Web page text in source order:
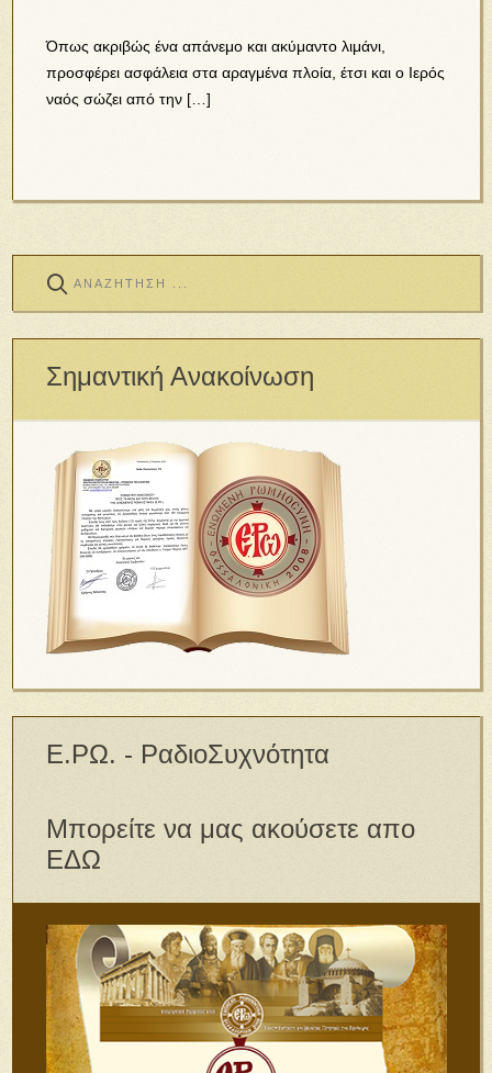
Όπως ακριβώς ένα απάνεμο και ακύμαντο λιμάνι,
προσφέρει ασφάλεια στα αραγμένα πλοία, έτσι και ο Ιερός
ναός σώζει από την […]
Σημαντική Ανακοίνωση
Ε.ΡΩ. - ΡαδιοΣυχνότητα
Μπορείτε να μας ακούσετε απο
ΕΔΩ